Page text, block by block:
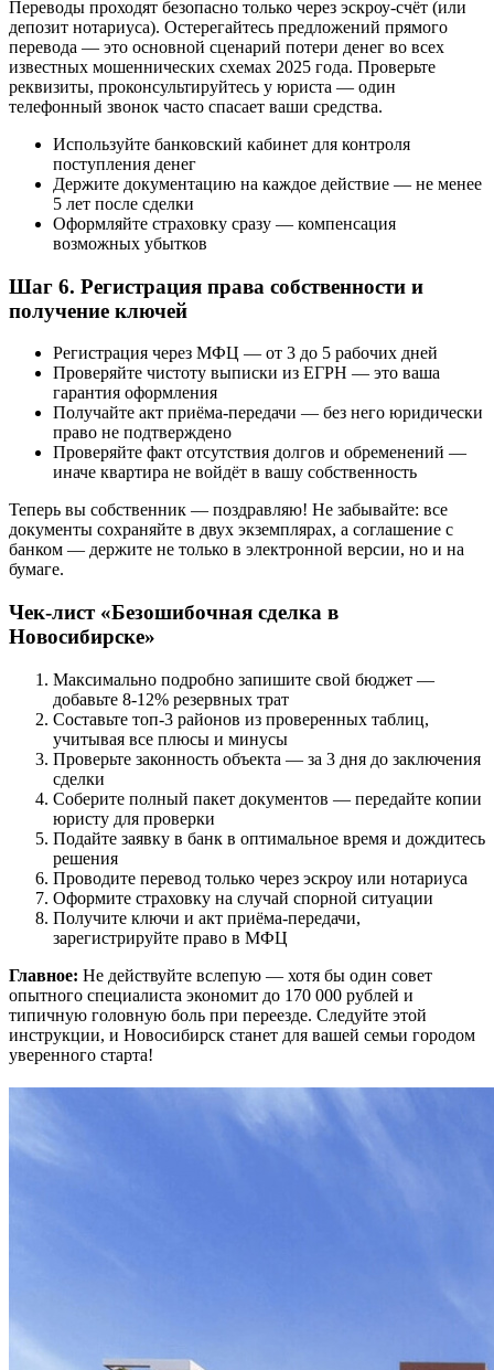
Переводы проходят безопасно только через эскроу-счёт (или
депозит нотариуса). Остерегайтесь предложений прямого
перевода — это основной сценарий потери денег во всех
известных мошеннических схемах 2025 года. Проверьте
реквизиты, проконсультируйтесь у юриста — один
телефонный звонок часто спасает ваши средства.
Используйте банковский кабинет для контроля
поступления денег
Держите документацию на каждое действие — не менее
5 лет после сделки
Оформляйте страховку сразу — компенсация
возможных убытков
Шаг 6. Регистрация права собственности и
получение ключей
Регистрация через МФЦ — от 3 до 5 рабочих дней
Проверяйте чистоту выписки из ЕГРН — это ваша
гарантия оформления
Получайте акт приёма-передачи — без него юридически
право не подтверждено
Проверяйте факт отсутствия долгов и обременений —
иначе квартира не войдёт в вашу собственность
Теперь вы собственник — поздравляю! Не забывайте: все
документы сохраняйте в двух экземплярах, а соглашение с
банком — держите не только в электронной версии, но и на
бумаге.
Чек-лист «Безошибочная сделка в
Новосибирске»
Максимально подробно запишите свой бюджет —
добавьте 8-12% резервных трат
Составьте топ-3 районов из проверенных таблиц,
учитывая все плюсы и минусы
Проверьте законность объекта — за 3 дня до заключения
сделки
Соберите полный пакет документов — передайте копии
юристу для проверки
Подайте заявку в банк в оптимальное время и дождитесь
решения
Проводите перевод только через эскроу или нотариуса
Оформите страховку на случай спорной ситуации
Получите ключи и акт приёма-передачи,
зарегистрируйте право в МФЦ
Главное: Не действуйте вслепую — хотя бы один совет
опытного специалиста экономит до 170 000 рублей и
типичную головную боль при переезде. Следуйте этой
инструкции, и Новосибирск станет для вашей семьи городом
уверенного старта!